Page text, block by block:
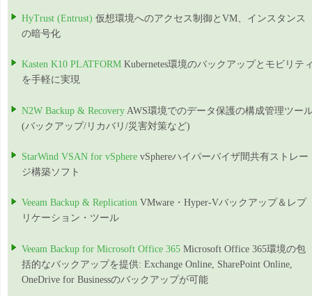
HyTrust (Entrust) 仮想環境へのアクセス制御とVM、インスタンス
の暗号化
Kasten K10 PLATFORM Kubernetes環境のバックアップとモビリテ
を手軽に実現
N2W Backup & Recovery AWS環境でのデータ保護の構成管理ツー
(バックアップ/リカバリ/災害対策など)
StarWind VSAN for vSphere vSphereハイパーバイザ間共有ストレー
ジ構築ソフト
Veeam Backup & Replication VMware・Hyper-Vバックアップ＆レプ
リケーション・ツール
Veeam Backup for Microsoft Office 365 Microsoft Office 365環境の包
括的なバックアップを提供: Exchange Online, SharePoint Online,
OneDrive for Businessのバックアップが可能